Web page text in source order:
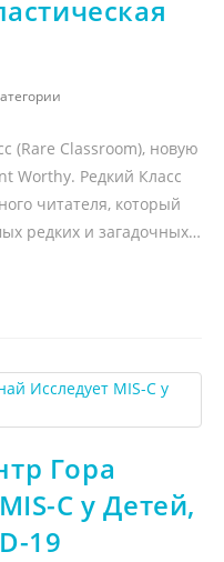
(Rare Classroom), новую
Worthy. Редкий Класс
читателя, который
редких и загадочных…
Гора
C у Детей,
19